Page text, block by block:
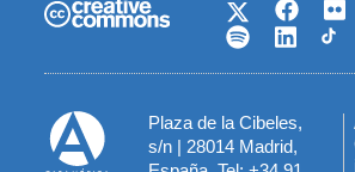
Plaza de la Cibeles,
s/n | 28014 Madrid,